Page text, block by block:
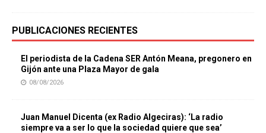
PUBLICACIONES RECIENTES
El periodista de la Cadena SER Antón Meana, pregonero en
Gijón ante una Plaza Mayor de gala
08/08/2026
Juan Manuel Dicenta (ex Radio Algeciras): ‘La radio
siempre va a ser lo que la sociedad quiere que sea’